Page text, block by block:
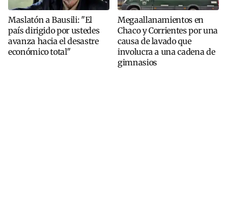
Maslatón a Bausili: "El
país dirigido por ustedes
avanza hacia el desastre
económico total"
Megaallanamientos en
Chaco y Corrientes por una
causa de lavado que
involucra a una cadena de
gimnasios